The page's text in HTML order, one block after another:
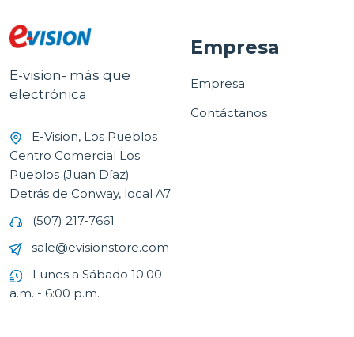
E-vision- más que
electrónica
E-Vision, Los Pueblos
Centro Comercial Los
Pueblos (Juan Díaz)
Detrás de Conway, local A7
(507) 217-7661
sale@evisionstore.com
Lunes a Sábado 10:00
a.m. - 6:00 p.m.
Empresa
Empresa
Contáctanos